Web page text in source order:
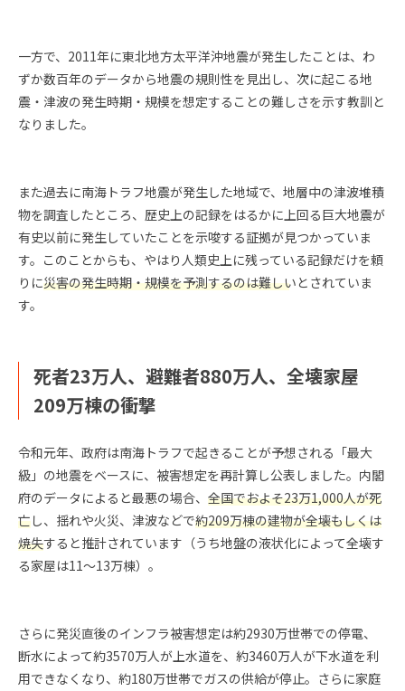
一方で、2011年に東北地方太平洋沖地震が発生したことは、わ
ずか数百年のデータから地震の規則性を見出し、次に起こる地
震・津波の発生時期・規模を想定することの難しさを示す教訓と
なりました。
また過去に南海トラフ地震が発生した地域で、地層中の津波堆積
物を調査したところ、歴史上の記録をはるかに上回る巨大地震が
有史以前に発生していたことを示唆する証拠が見つかっていま
す。このことからも、やはり人類史上に残っている記録だけを頼
りに災害の発生時期・規模を予測するのは難しい とされていま
す。
死者23万人、避難者880万人、全壊家屋
209万棟の衝撃
令和元年、政府は南海トラフで起きることが予想される「最大
級」の地震をベースに、被害想定を再計算し公表しました。内閣
府のデータによると最悪の場合、 全国でおよそ23万1,000人が死
亡し、揺れや火災、津波などで約209万棟の建物が全壊もしくは
焼失すると推計されています（うち地盤の液状化によって全壊す
る家屋は11〜13万棟）。
さらに発災直後のインフラ被害想定は約2930万世帯での停電、
断水によって約3570万人が上水道を、約3460万人が下水道を利
用できなくなり、約180万世帯でガスの供給が停止。さらに家庭